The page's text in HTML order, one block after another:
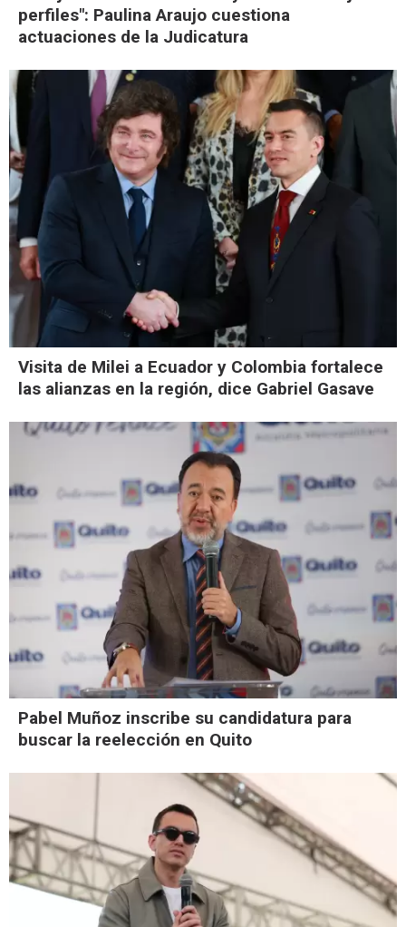
perfiles": Paulina Araujo cuestiona
actuaciones de la Judicatura
Visita de Milei a Ecuador y Colombia fortalece
las alianzas en la región, dice Gabriel Gasave
Pabel Muñoz inscribe su candidatura para
buscar la reelección en Quito